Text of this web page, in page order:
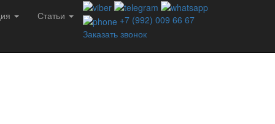
Статьи
+7 (992) 009 66 67
Заказать звонок